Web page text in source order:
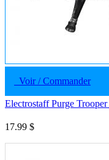
Voir / Commander
Electrostaff Purge Trooper
17.99 $